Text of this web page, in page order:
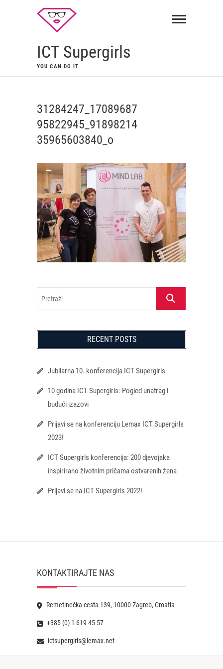
ICT Supergirls
YOU CAN DO IT
31284247_17089687
95822945_91898214
35965603840_o
Pretraži
RECENT POSTS
Jubilarna 10. konferencija ICT Supergirls
10 godina ICT Supergirls: Pogled unatrag i
budući izazovi
Prijavi se na konferenciju Lemax ICT Supergirls
2023!
ICT Supergirls konferencija: 200 djevojaka
inspirirano životnim pričama ostvarenih žena
Prijavi se na ICT Supergirls 2022!
KONTAKTIRAJTE NAS
Remetinečka cesta 139, 10000 Zagreb, Croatia
+385 (0) 1 619 45 57
ictsupergirls@lemax.net